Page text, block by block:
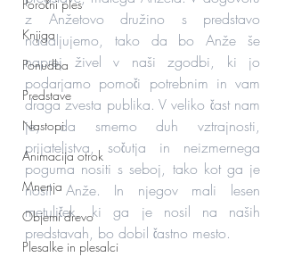
Poročni ples
Knjiga
Ponudba
Predstave
Nastopi
Animacija otrok
Mnenja
Objemi drevo
Plesalke in plesalci
z Anžetovo družino s predstavo
nadaljujemo, tako da bo Anže še
naprej živel v naši zgodbi, ki jo
podarjamo pomoči potrebnim in vam
draga zvesta publika. V veliko čast nam
je, da smemo duh vztrajnosti,
prijateljstva, sočutja in neizmernega
poguma nositi s seboj, tako kot ga je
nosil Anže. In njegov mali lesen
metuljček, ki ga je nosil na naših
predstavah, bo dobil častno mesto.